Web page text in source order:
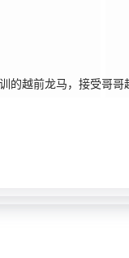
的越前龙马，接受哥